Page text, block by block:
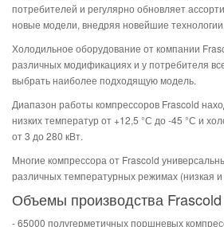
потребителей и регулярно обновляет
новые модели, внедряя новейшие технологии.
Холодильное оборудование от компании
различных модификациях и у потребителя
выбрать наиболее подходящую модель.
Диапазон работы компрессоров Frascold
низких температур от +12,5 °С до -45 °С и
от 3 до 280 кВт.
Многие компрессора от Frascold
различных температурных режимах (низкая
Объемы производства Frascold
- 65000 полугерметичных поршневых